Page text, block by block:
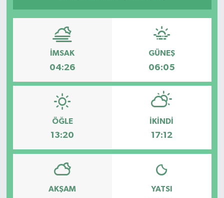
İMSAK
04:26
GÜNEŞ
06:05
ÖĞLE
13:20
İKINDI
17:12
AKŞAM YATSI
İLETİŞİM